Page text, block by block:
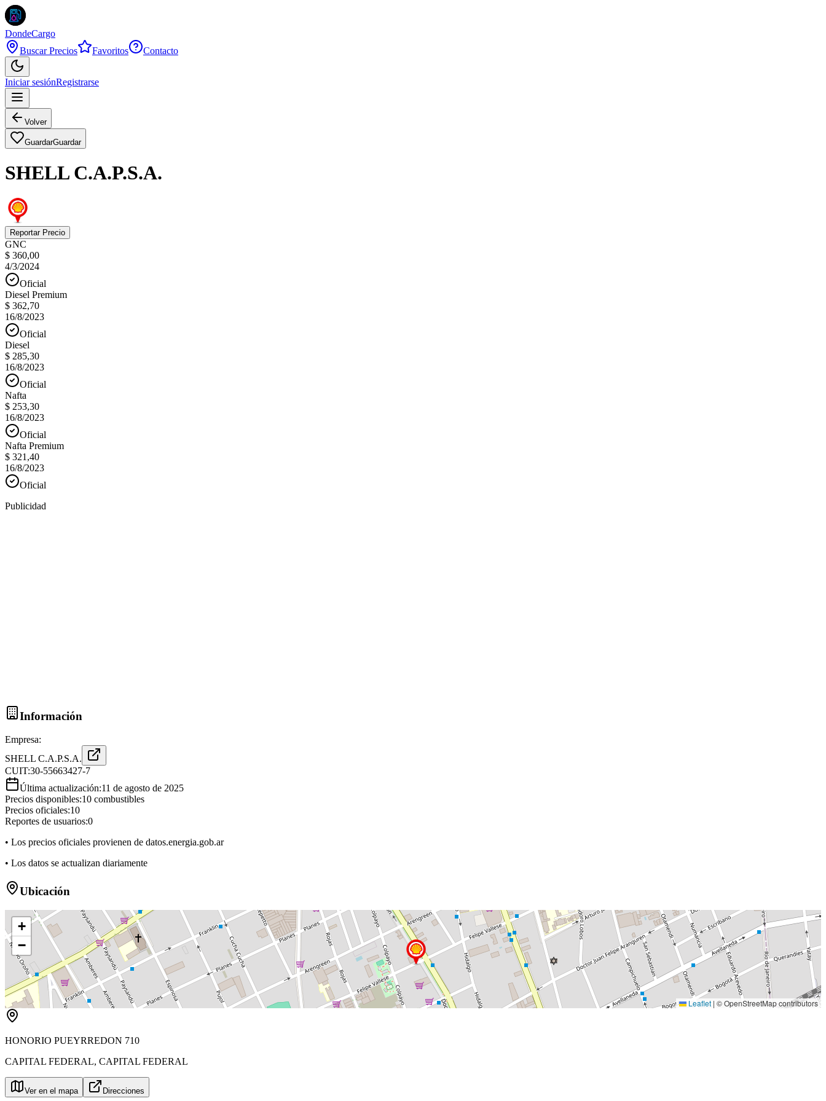
DondeCargo
Buscar Precios
Favoritos Contacto
Iniciar sesiónRegistrarse
Volver
GuardarGuardar
SHELL C.A.P.S.A.
Reportar Precio
GNC
$ 360,00
4/3/2024
Oficial
Diesel Premium
$ 362,70
16/8/2023
Oficial
Diesel
$ 285,30
16/8/2023
Oficial
Nafta
$ 253,30
16/8/2023
Oficial
Nafta Premium
$ 321,40
16/8/2023
Oficial
Publicidad
Información
Empresa:
SHELL C.A.P.S.A.
CUIT:30-55663427-7
Última actualización:11 de agosto de 2025
Precios disponibles:10 combustibles
Precios oficiales:10
Reportes de usuarios:0
• Los precios oficiales provienen de datos.energia.gob.ar
• Los datos se actualizan diariamente
Ubicación
+
−
Leaflet | © OpenStreetMap contributors
HONORIO PUEYRREDON 710
CAPITAL FEDERAL, CAPITAL FEDERAL
Ver en el mapa Direcciones